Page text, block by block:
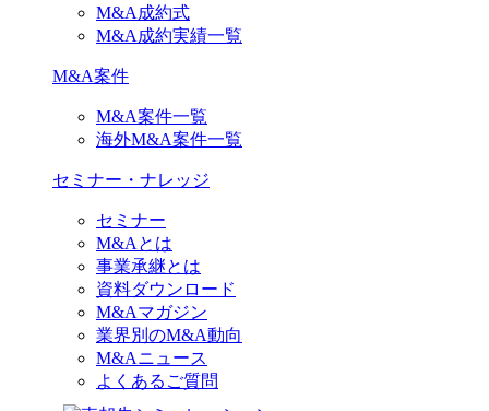
M&A成約式
M&A成約実績一覧
M&A案件
M&A案件一覧
海外M&A案件一覧
セミナー・ナレッジ
セミナー
M&Aとは
事業承継とは
資料ダウンロード
M&Aマガジン
業界別のM&A動向
M&Aニュース
よくあるご質問